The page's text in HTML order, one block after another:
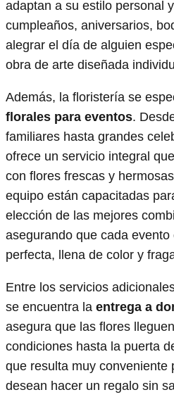
adaptan a su estilo personal
cumpleaños, aniversarios,
alegrar el día de alguien
obra de arte diseñada
Además, la floristería se
florales para eventos.
familiares hasta grandes
ofrece un servicio integral
con flores frescas y
equipo están capacitadas
elección de las mejores
asegurando que cada
perfecta, llena de color y
Entre los servicios
se encuentra la entrega a
asegura que las flores
condiciones hasta la puerta
que resulta muy conveniente
desean hacer un regalo sin